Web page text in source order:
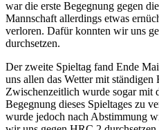
war die erste Begegnung gegen
Mannschaft allerdings etwas
verloren. Dafür konnten wir uns
durchsetzen.
Der zweite Spieltag fand Ende
uns allen das Wetter mit ständigen
Zwischenzeitlich wurde sogar mit
Begegnung dieses Spieltages zu
wurde jedoch nach Abstimmung